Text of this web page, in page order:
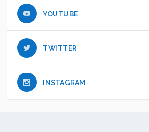
YOUTUBE
TWITTER
INSTAGRAM